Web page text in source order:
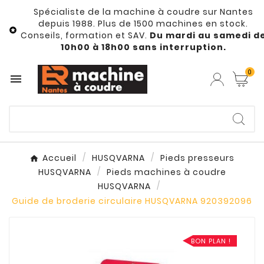

Spécialiste de la machine à coudre sur Nantes
depuis 1988. Plus de 1500 machines en stock.
Conseils, formation et SAV. Du mardi au samedi
10h00 à 18h00 sans interruption.
 0
Accueil HUSQVARNA
Pieds presseurs
HUSQVARNA
Pieds machines à coudre
HUSQVARNA
Guide de broderie circulaire HUSQVARNA 920392096
BON PLAN !